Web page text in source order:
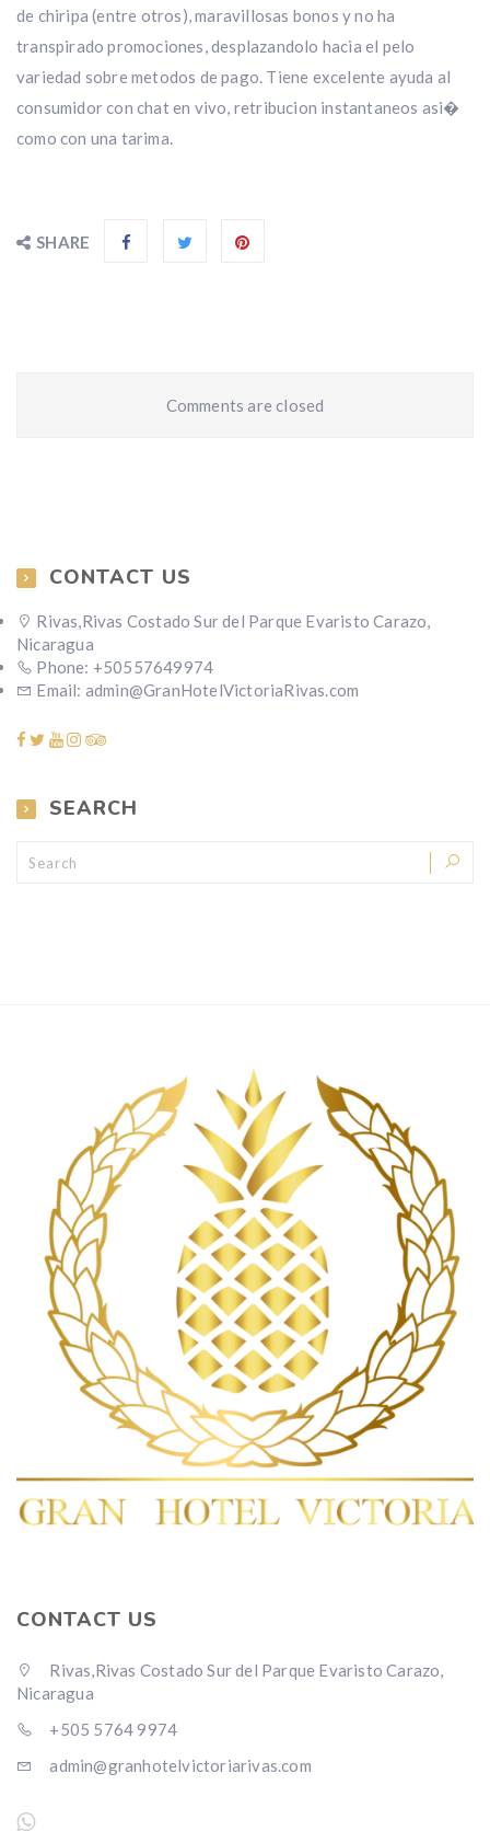
de chiripa (entre otros), maravillosas bonos y no ha
transpirado promociones, desplazandolo hacia el pelo
variedad sobre metodos de pago. Tiene excelente ayuda al
consumidor con chat en vivo, retribucion instantaneos asi�
como con una tarima.
SHARE
Comments are closed
CONTACT US
Rivas,Rivas Costado Sur del Parque Evaristo Carazo,
Nicaragua
Phone: +50557649974
Email: admin@GranHotelVictoriaRivas.com
SEARCH
CONTACT US
Rivas,Rivas Costado Sur del Parque Evaristo Carazo,
Nicaragua
+505 5764 9974
admin@granhotelvictoriarivas.com